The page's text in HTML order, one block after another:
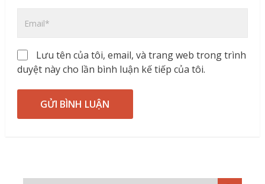
Lưu tên của tôi, email, và trang web trong trình
duyệt này cho lần bình luận kế tiếp của tôi.